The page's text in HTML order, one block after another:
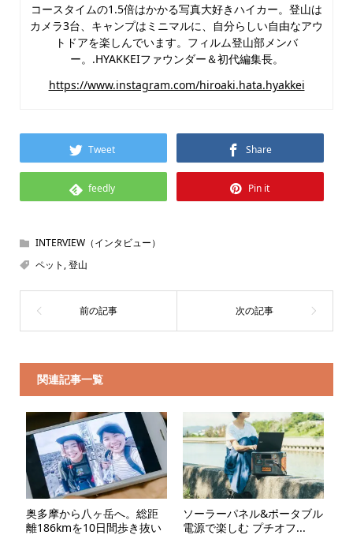
コースタイムの1.5倍はかかる写真大好きハイカー。登山は
カメラ3台、キャンプはミニマルに、自分らしい自由なアウ
トドアを楽しんでいます。フィルム登山部メンバ
ー。.HYAKKEIファウンダー＆初代編集長。
https://www.instagram.com/hiroaki.hata.hyakkei
Tweet Share
feedly Pin it
INTERVIEW（インタビュー）
ペット ,登山
関連記事一覧
奥多摩から八ヶ岳へ。総距
離186kmを10日間歩き抜い
ソーラーパネル&ポータブル
電源で楽しむ プチオフ...